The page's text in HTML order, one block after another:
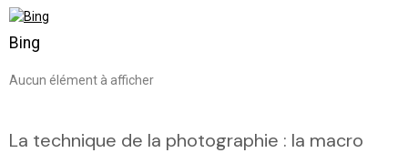
Bing
Aucun élément à afficher
La technique de la photographie : la macro